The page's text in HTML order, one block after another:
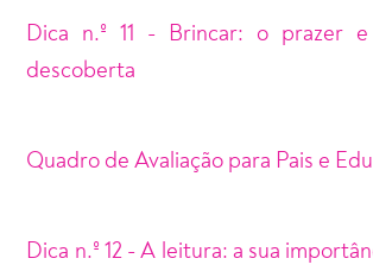
Dica n.º 11 - Brincar: o prazer
descoberta
Quadro de Avaliação para Pais e
Dica n.º 12 - A leitura: a sua